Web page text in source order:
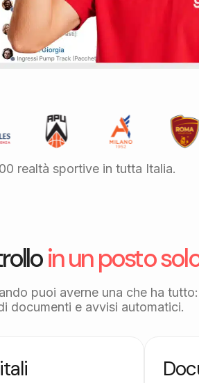
realtà sportive in tutta Italia.
in un posto
puoi averne una che ha tutto:
documenti e avvisi automatici.